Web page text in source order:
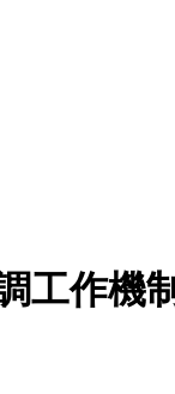
工作機